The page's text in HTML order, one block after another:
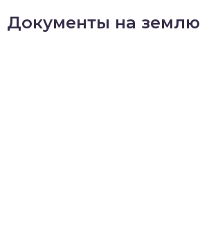
Документы на землю